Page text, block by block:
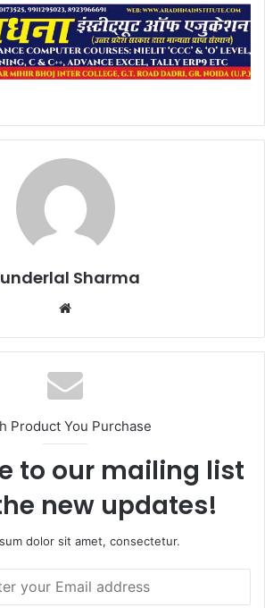
Sharma
Website
Product You Purchase
to our mailing list
new updates!
dolor sit amet, consectetur.